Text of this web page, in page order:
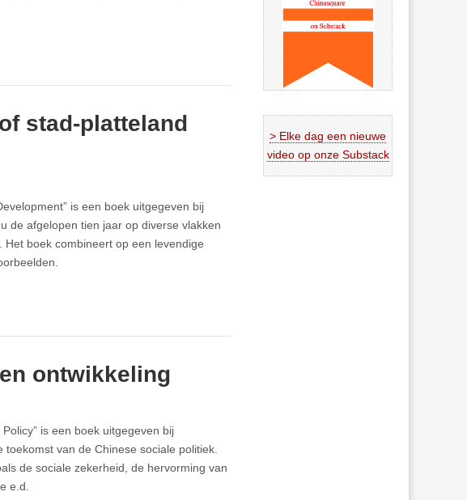
stad-platteland
is een boek uitgegeven bij
de afgelopen tien jaar op diverse vlakken
boek combineert op een levendige
ontwikkeling
is een boek uitgegeven bij
van de Chinese sociale politiek.
de sociale zekerheid, de hervorming van
e.d.
> Elke dag een nieuwe
video op onze Substack